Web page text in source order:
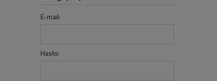
E-mail:
Hasło: